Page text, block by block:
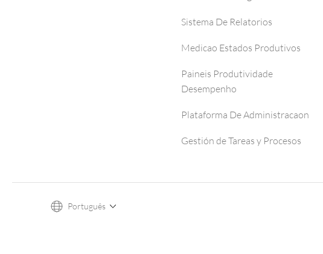
Sistema De Relatorios
Medicao Estados Produtivos
Paineis Produtividade
Desempenho
Plataforma De Administracaon
Gestión de Tareas y Procesos
Português